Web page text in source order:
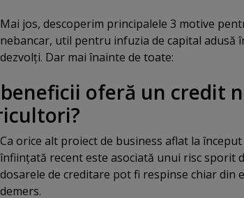
Mai jos, descoperim principalele 3 motive
nebancar, util pentru infuzia de capital adusă
dezvolţi. Dar mai înainte de toate:
beneficii oferă un credit
Ca orice alt proiect de business aflat la
înfiinţată recent este asociată unui risc sporit
dosarele de creditare pot fi respinse chiar din
demers.